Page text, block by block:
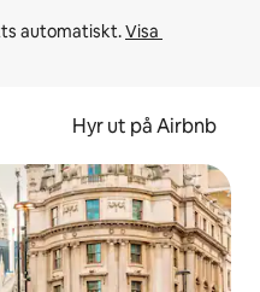
automatiskt. Visa
Hyr ut på Airbnb